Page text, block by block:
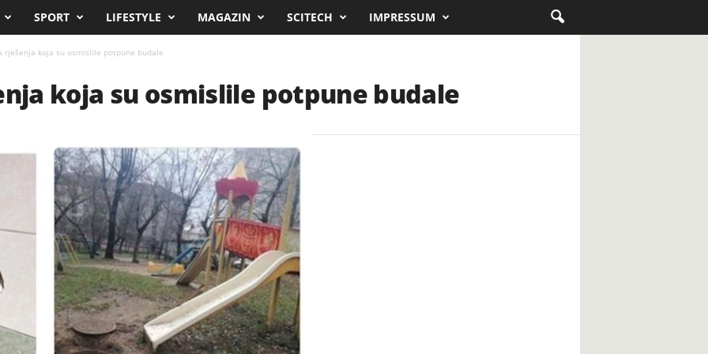
SPORT LIFESTYLE MAGAZIN SCITECH IMPRESSUM
rješenja koja su osmislile potpune budale
koja su osmislile potpune budale